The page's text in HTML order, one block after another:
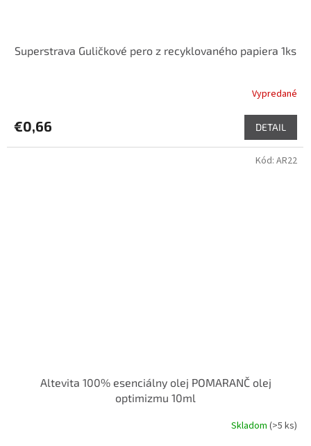
Superstrava Guličkové pero z recyklovaného papiera 1ks
Vypredané
€0,66 DETAIL
Altevita 100% esenciálny olej POMARANČ olej
optimizmu 10ml
Skladom(>5 ks)
Kód: AR22